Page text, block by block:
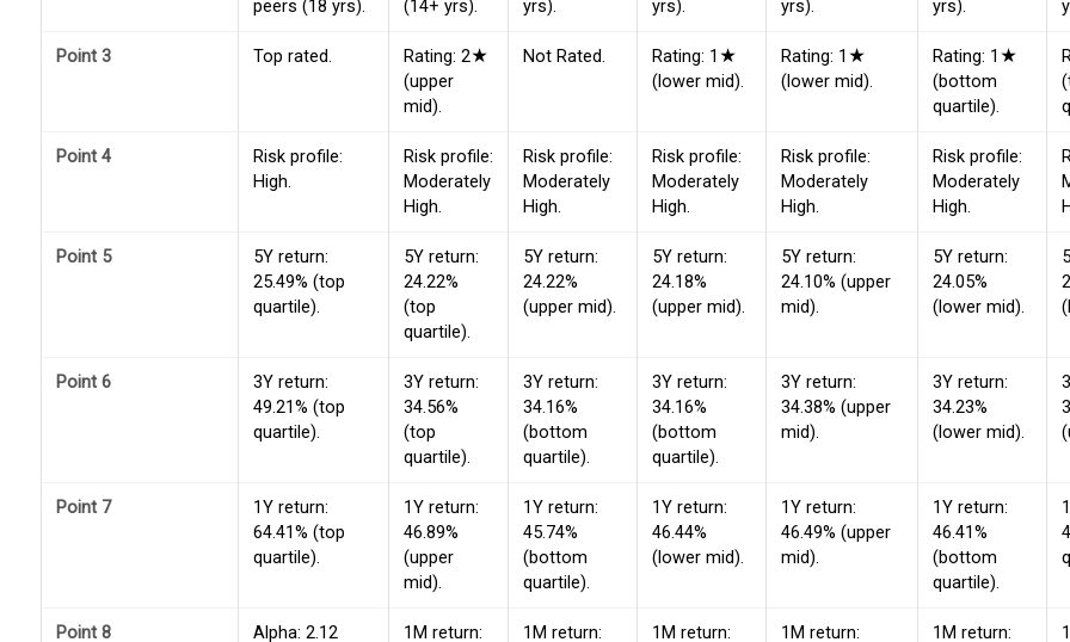
peers (18 yrs).
(14+ yrs).
yrs).
yrs).
yrs).
yrs).
Point 3 Top rated.
Rating: 2★
(upper
mid).
Not Rated.
Rating: 1★
(lower mid).
Rating: 1★
(lower mid).
Rating: 1★
(bottom
quartile).
Point 4
Risk profile:
High.
Risk profile:
Moderately
High.
Risk profile:
Moderately
High.
Risk profile:
Moderately
High.
Risk profile:
Moderately
High.
Risk profile:
Moderately
High.
Point 5
5Y return:
25.49% (top
quartile).
5Y return:
24.22%
(top
quartile).
5Y return:
24.22%
(upper mid).
5Y return:
24.18%
(upper mid).
5Y return:
24.10% (upper
mid).
5Y return:
24.05%
(lower mid).
Point 6
3Y return:
49.21% (top
quartile).
3Y return:
34.56%
(top
quartile).
3Y return:
34.16%
(bottom
quartile).
3Y return:
34.16%
(bottom
quartile).
3Y return:
34.38% (upper
mid).
3Y return:
34.23%
(lower mid).
Point 7
1Y return:
64.41% (top
quartile).
1Y return:
46.89%
(upper
mid).
1Y return:
45.74%
(bottom
quartile).
1Y return:
46.44%
(lower mid).
1Y return:
46.49% (upper
mid).
1Y return:
46.41%
(bottom
quartile).
Point 8
Alpha: 2.12
1M return:
1M return:
1M return:
1M return:
1M return: